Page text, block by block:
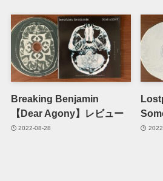
Breaking Benjamin
【Dear Agony】レビュー
2022-08-28